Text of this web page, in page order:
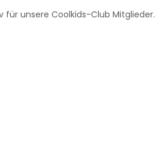
für unsere Coolkids-Club Mitglieder.